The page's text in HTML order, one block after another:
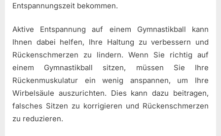
Entspannungszeit bekommen.
Aktive Entspannung auf einem Gymnastikball kann
Ihnen dabei helfen, Ihre Haltung zu verbessern und
Rückenschmerzen zu lindern. Wenn Sie richtig auf
einem Gymnastikball sitzen, müssen Sie Ihre
Rückenmuskulatur ein wenig anspannen, um Ihre
Wirbelsäule auszurichten. Dies kann dazu beitragen,
falsches Sitzen zu korrigieren und Rückenschmerzen
zu reduzieren.